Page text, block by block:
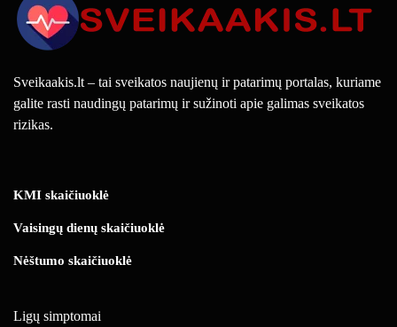
Sveikaakis.lt – tai sveikatos naujienų ir patarimų portalas, kuriame
galite rasti naudingų patarimų ir sužinoti apie galimas sveikatos
rizikas.
KMI skaičiuoklė
Vaisingų dienų skaičiuoklė
Nėštumo skaičiuoklė
Ligų simptomai